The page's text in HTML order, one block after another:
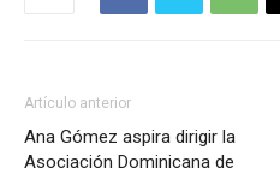
Artículo anterior
Ana Gómez aspira dirigir la
Asociación Dominicana de